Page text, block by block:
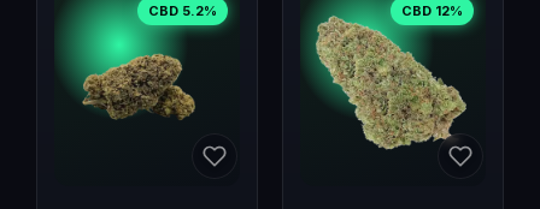
CBD 5.2% CBD 12%